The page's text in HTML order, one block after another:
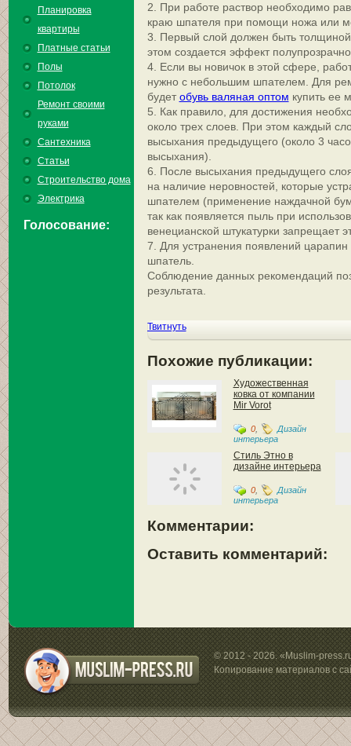
Планировка
квартиры
Платные статьи
Полы
Потолок
Ремонт своими
руками
Сантехника
Статьи
Строительство дома
Электрика
Голосование:
2. При работе раствор необходимо
краю шпателя при помощи ножа или
3. Первый слой должен быть
этом создается эффект
4. Если вы новичок в этой сфере,
нужно с небольшим шпателем. Для
будет обувь валяная оптом купить ее
5. Как правило, для достижения
около трех слоев. При этом каждый
высыхания предыдущего (около 3
высыхания).
6. После высыхания предыдущего
на наличие неровностей, которые
шпателем (применение наждачной
так как появляется пыль при
венецианской штукатурки запрещает
7. Для устранения появлений
шпатель.
Соблюдение данных рекомендаций
результата.
Твитнуть
Похожие публикации:
Художественная
ковка от компании
Mir Vorot
0,
Дизайн
интерьера
Стиль Этно в
дизайне интерьера
0,
Дизайн
интерьера
Комментарии:
Оставить комментарий:
© 2012 - 2026. «Muslim-
Копирование материалов с